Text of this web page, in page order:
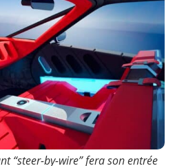
“steer-by-wire” fera son entrée